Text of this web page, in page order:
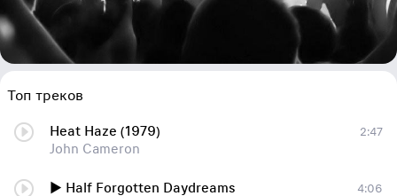
Топ треков
Heat Haze (1979)
John Cameron
2:47
► Half Forgotten Daydreams
4:06